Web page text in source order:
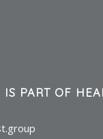
IS PART OF